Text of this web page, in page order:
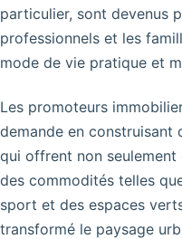
particulier, sont devenus
professionnels et les
mode de vie pratique et
Les promoteurs
demande en construisant
qui offrent non seulement
des commodités telles
sport et des espaces
transformé le paysage